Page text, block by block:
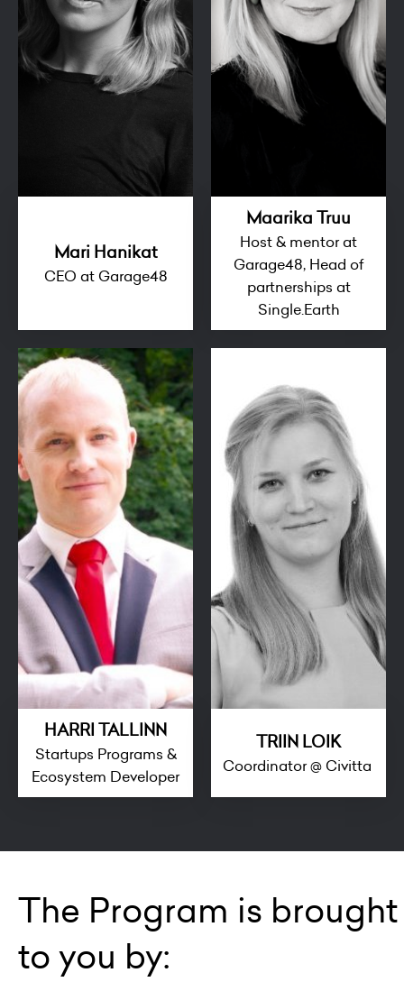
Mari Hanikat
CEO at Garage48
Maarika Truu
Host & mentor at
Garage48, Head of
partnerships at
Single.Earth
HARRI TALLINN
Startups Programs &
Ecosystem Developer
TRIIN LOIK
Coordinator @ Civitta
The Program is brought
to you by: